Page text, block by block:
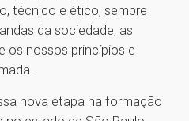
técnico e ético, sempre
da sociedade, as
os nossos princípios e
nova etapa na formação